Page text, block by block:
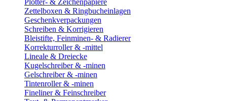
Plotter- & Zeichenpapiere
Zettelboxen & Ringbucheinlagen
Geschenkverpackungen
Schreiben & Korrigieren
Bleistifte, Feinminen- & Radierer
Korrekturroller & -mittel
Lineale & Dreiecke
Kugelschreiber & -minen
Gelschreiber & -minen
Tintenroller & -minen
Fineliner & Feinschreiber